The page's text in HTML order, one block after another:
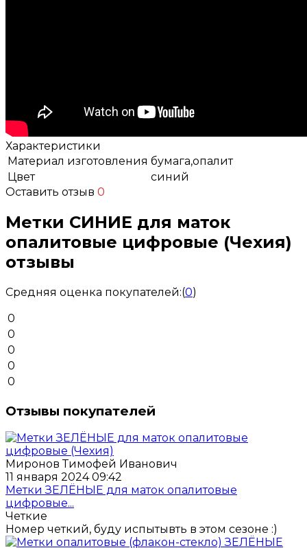
Характеристики
Материал изготовления бумага,опалит
Цвет
синий
Оставить отзыв 0
Метки СИНИЕ для маток
опалитовые цифровые (Чехия)
отзывы
Средняя оценка покупателей:(0)
0
0
0
0
0
Отзывы покупателей
Миронов Тимофей Иванович
11 января 2024 09:42
Метки ЗЕЛЁНЫЕ для маток опалитовые
цифровые...
Четкие
Номер четкий, буду испытывть в этом сезоне :)